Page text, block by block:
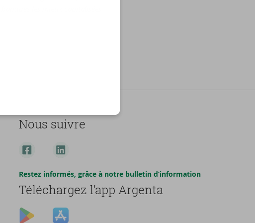
Nous suivre
Restez informés, grâce à notre bulletin d’information
Téléchargez l’app Argenta